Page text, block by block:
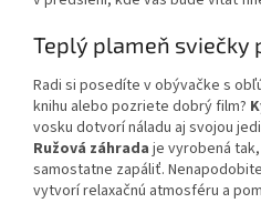
Teplý plameň sviečky
Radi si posedíte v obývačke s
knihu alebo pozriete dobrý film?
vosku dotvorí náladu aj svojou
Ružová záhrada je vyrobená
samostatne zapáliť.
vytvorí relaxačnú atmosféru a